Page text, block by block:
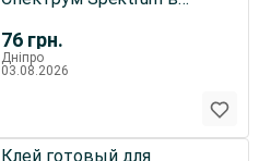
76 грн.
Дніпро
03.08.2026
Клей готовый для